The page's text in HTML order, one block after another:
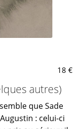
18 €
autres)
que Sade
: celui-ci